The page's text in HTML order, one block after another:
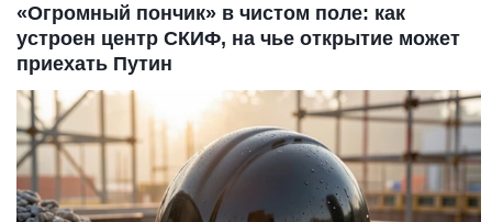
«Огромный пончик» в чистом поле: как
устроен центр СКИФ, на чье открытие может
приехать Путин